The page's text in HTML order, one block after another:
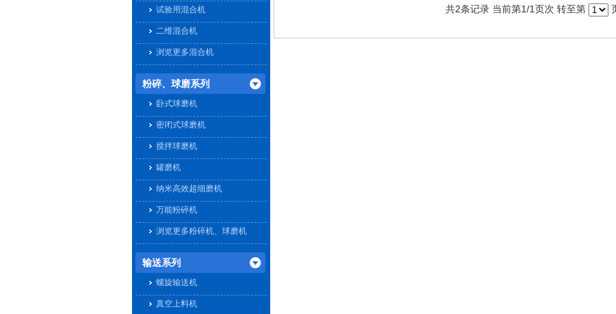
试验用混合机
二维混合机
浏览更多混合机
粉碎、球磨系列
卧式球磨机
密闭式球磨机
搅拌球磨机
罐磨机
纳米高效超细磨机
万能粉碎机
浏览更多粉碎机、球磨机
输送系列
螺旋输送机
真空上料机
共2条记录 当前第1/1页次 转至第